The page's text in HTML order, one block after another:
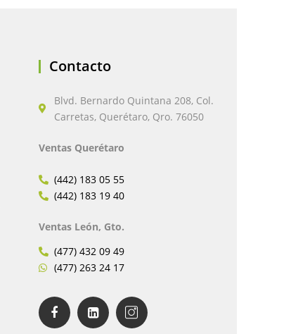
Contacto
Blvd. Bernardo Quintana 208, Col.
Carretas, Querétaro, Qro. 76050
Ventas Querétaro
(442) 183 05 55
(442) 183 19 40
Ventas León, Gto.
(477) 432 09 49
(477) 263 24 17